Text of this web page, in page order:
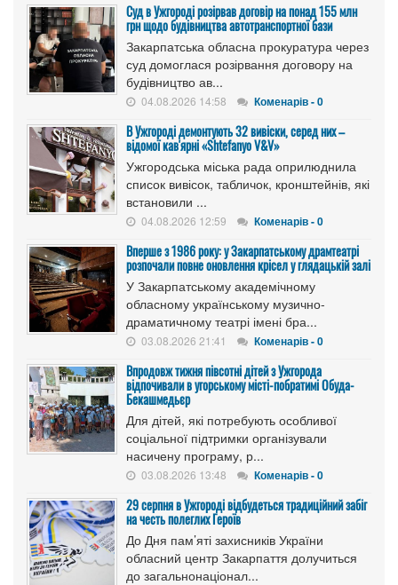
Cуд в Ужгороді розірвав договір на понад 155 млн
грн щодо будівництва автотранспортної бази
Закарпатська обласна прокуратура через
суд домоглася розірвання договору на
будівництво ав...
04.08.2026 14:58 Коменарів - 0
В Ужгороді демонтують 32 вивіски, серед них –
відомої кав'ярні «Shtefanyo V&V»
Ужгородська міська рада оприлюднила
список вивісок, табличок, кронштейнів, які
встановили ...
04.08.2026 12:59 Коменарів - 0
Вперше з 1986 року: у Закарпатському драмтеатрі
розпочали повне оновлення крісел у глядацькій залі
У Закарпатському академічному
обласному українському музично-
драматичному театрі імені бра...
03.08.2026 21:41 Коменарів - 0
Впродовж тижня півсотні дітей з Ужгорода
відпочивали в угорському місті-побратимі Обуда-
Бекашмедьєр
Для дітей, які потребують особливої
соціальної підтримки організували
насичену програму, р...
03.08.2026 13:48 Коменарів - 0
29 серпня в Ужгороді відбудеться традиційний забіг
на честь полеглих Героїв
До Дня пам’яті захисників України
обласний центр Закарпаття долучиться
до загальнонаціонал...